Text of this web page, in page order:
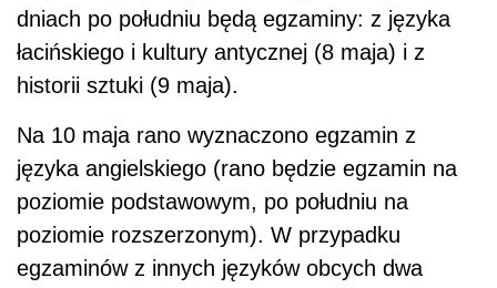
dniach po południu będą egzaminy: z języka
łacińskiego i kultury antycznej (8 maja) i z
historii sztuki (9 maja).
Na 10 maja rano wyznaczono egzamin z
języka angielskiego (rano będzie egzamin na
poziomie podstawowym, po południu na
poziomie rozszerzonym). W przypadku
egzaminów z innych języków obcych dwa